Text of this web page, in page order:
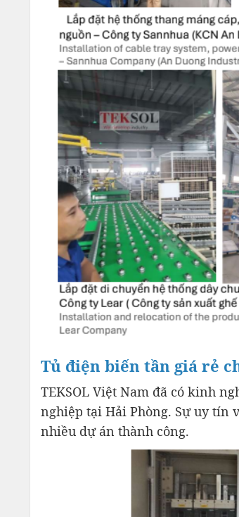
Tủ điện biến tần giá rẻ
TEKSOL Việt Nam đã có kinh
nghiệp tại Hải Phòng. Sự uy tín
nhiều dự án thành công.